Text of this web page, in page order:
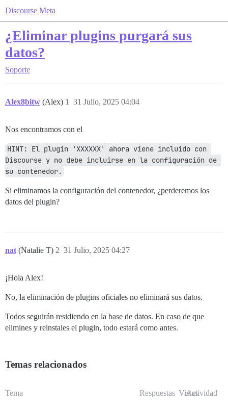
Discourse Meta
¿Eliminar plugins purgará sus
datos?
Soporte
Alex8bitw (Alex) 31 Julio, 2025 04:04
1
Nos encontramos con el
HINT: El plugin 'XXXXXX' ahora viene incluido con
Discourse y no debe incluirse en la configuración de
su contenedor.
Si eliminamos la configuración del contenedor, ¿perderemos los
datos del plugin?
nat (Natalie T) 31 Julio, 2025 04:27
2
¡Hola Alex!
No, la eliminación de plugins oficiales no eliminará sus datos.
Todos seguirán residiendo en la base de datos. En caso de que
elimines y reinstales el plugin, todo estará como antes.
Temas relacionados
Tema Respuestas Vistas
Actividad